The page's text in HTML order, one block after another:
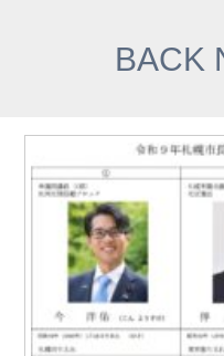
BACK